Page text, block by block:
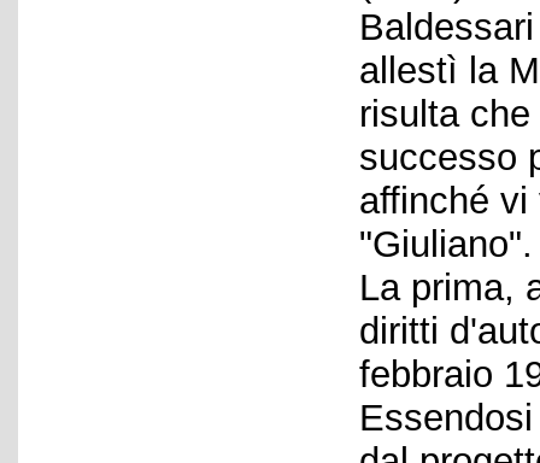
allestì la
risulta
successo
affinché
"Giuliano".
La prima,
diritti
febbraio